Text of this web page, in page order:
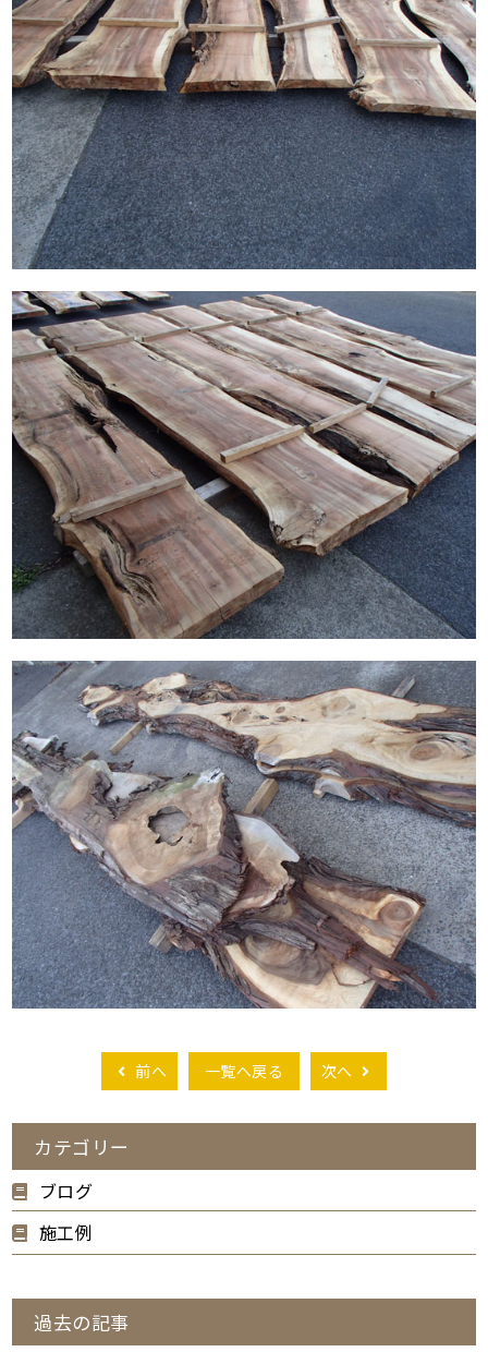
前へ 一覧へ戻る 次へ
カテゴリー
ブログ
施工例
過去の記事